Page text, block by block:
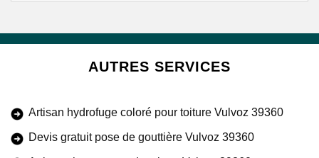
AUTRES SERVICES
Artisan hydrofuge coloré pour toiture Vulvoz 39360
Devis gratuit pose de gouttière Vulvoz 39360